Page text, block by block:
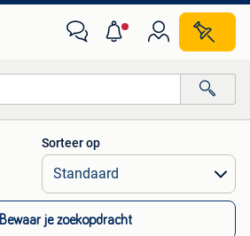
Alle afstanden…
Sorteer op
Bewaar je zoekopdracht